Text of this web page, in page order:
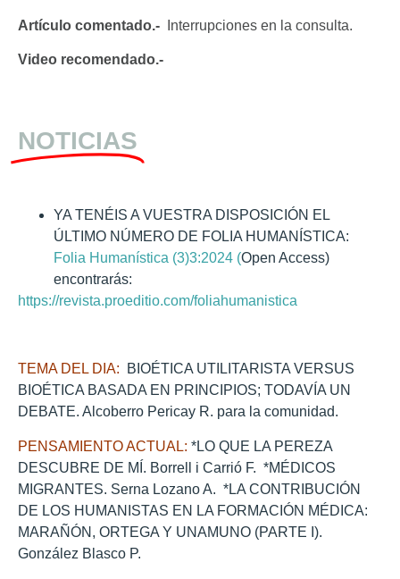
Artículo comentado.- Interrupciones en la consulta.
Video recomendado.-
NOTICIAS
YA TENÉIS A VUESTRA DISPOSICIÓN EL
ÚLTIMO NÚMERO DE FOLIA HUMANÍSTICA:
Folia Humanística (3)3:2024 (Open Access)
encontrarás:
https://revista.proeditio.com/foliahumanistica
TEMA DEL DIA: BIOÉTICA UTILITARISTA VERSUS
BIOÉTICA BASADA EN PRINCIPIOS; TODAVÍA UN
DEBATE. Alcoberro Pericay R. para la comunidad.
PENSAMIENTO ACTUAL: *LO QUE LA PEREZA
DESCUBRE DE MÍ. Borrell i Carrió F. *MÉDICOS
MIGRANTES. Serna Lozano A. *LA CONTRIBUCIÓN
DE LOS HUMANISTAS EN LA FORMACIÓN MÉDICA:
MARAÑÓN, ORTEGA Y UNAMUNO (PARTE I).
González Blasco P.